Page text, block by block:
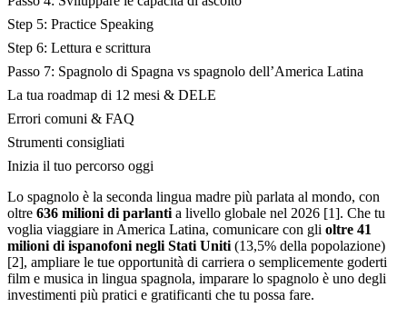
Step 5: Practice Speaking
Step 6: Lettura e scrittura
Passo 7: Spagnolo di Spagna vs spagnolo dell’America Latina
La tua roadmap di 12 mesi & DELE
Errori comuni & FAQ
Strumenti consigliati
Inizia il tuo percorso oggi
Lo spagnolo è la seconda lingua madre più parlata al mondo, con
oltre 636 milioni di parlanti a livello globale nel 2026 [1]. Che tu
voglia viaggiare in America Latina, comunicare con gli oltre 41
milioni di ispanofoni negli Stati Uniti (13,5% della popolazione)
[2], ampliare le tue opportunità di carriera o semplicemente goderti
film e musica in lingua spagnola, imparare lo spagnolo è uno degli
investimenti più pratici e gratificanti che tu possa fare.